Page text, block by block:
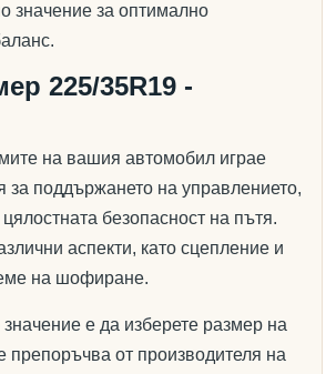
значение за оптимално
225/35R19 -
на вашия автомобил играе
поддържането на управлението,
безопасност на пътя.
аспекти, като сцепление и
на шофиране.
е да изберете размер на
препоръчва от производителя на